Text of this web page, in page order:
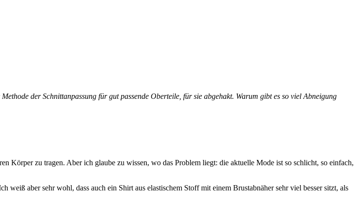
der Schnittanpassung für gut passende Oberteile, für sie abgehakt. Warum gibt es so viel Abneigung
Körper zu tragen. Aber ich glaube zu wissen, wo das Problem liegt: die aktuelle Mode ist so schlicht, so einfach,
aber sehr wohl, dass auch ein Shirt aus elastischem Stoff mit einem Brustabnäher sehr viel besser sitzt, als